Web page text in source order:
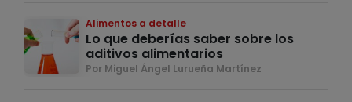
Alimentos a detalle
Lo que deberías saber sobre los
aditivos alimentarios
Por Miguel Ángel Lurueña Martínez